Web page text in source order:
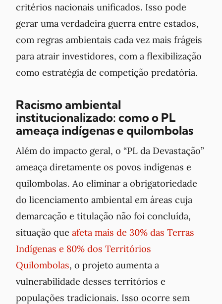
critérios nacionais unificados. Isso pode
gerar uma verdadeira guerra entre estados,
com regras ambientais cada vez mais frágeis
para atrair investidores, com a flexibilização
como estratégia de competição predatória.
Racismo ambiental
institucionalizado: como o PL
ameaça indígenas e quilombolas
Além do impacto geral, o “PL da Devastação”
ameaça diretamente os povos indígenas e
quilombolas. Ao eliminar a obrigatoriedade
do licenciamento ambiental em áreas cuja
demarcação e titulação não foi concluída,
situação que afeta mais de 30% das Terras
Indígenas e 80% dos Territórios
Quilombolas, o projeto aumenta a
vulnerabilidade desses territórios e
populações tradicionais. Isso ocorre sem